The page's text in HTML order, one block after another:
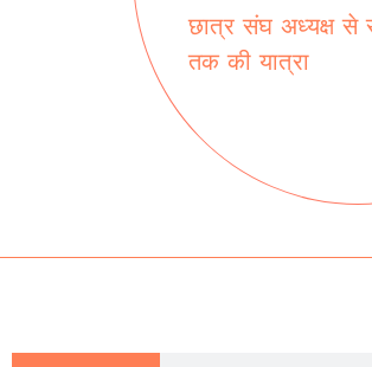
छात्र संघ अध्यक्ष से
तक की यात्रा